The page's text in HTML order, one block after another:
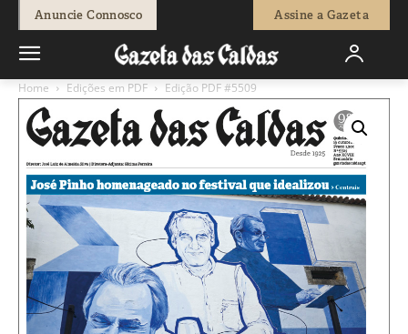
Anuncie Connosco Assine a Gazeta
Home Edições em PDF Edição PDF #5509